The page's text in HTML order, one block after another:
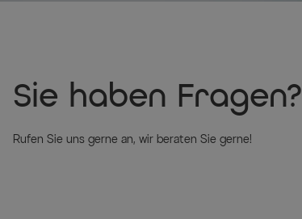
Sie haben Fragen?
Rufen Sie uns gerne an, wir beraten Sie gerne!